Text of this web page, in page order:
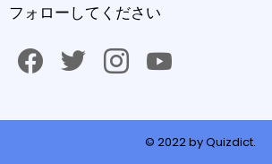
フォローしてください
© 2022 by Quizdict.